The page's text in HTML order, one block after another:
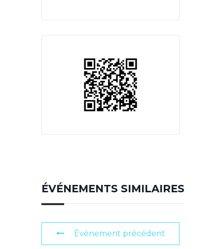
ÉVÉNEMENTS SIMILAIRES
Événement précédent